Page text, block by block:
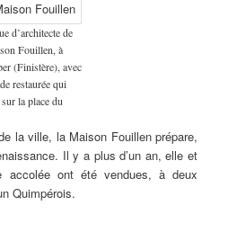
d’architecte de
Fouillen, à
(Finistère), avec
restaurée qui
la place du
la ville, la Maison Fouillen prépare,
Il y a plus d’un an, elle et
accolée ont été vendues, à deux
Quimpérois.